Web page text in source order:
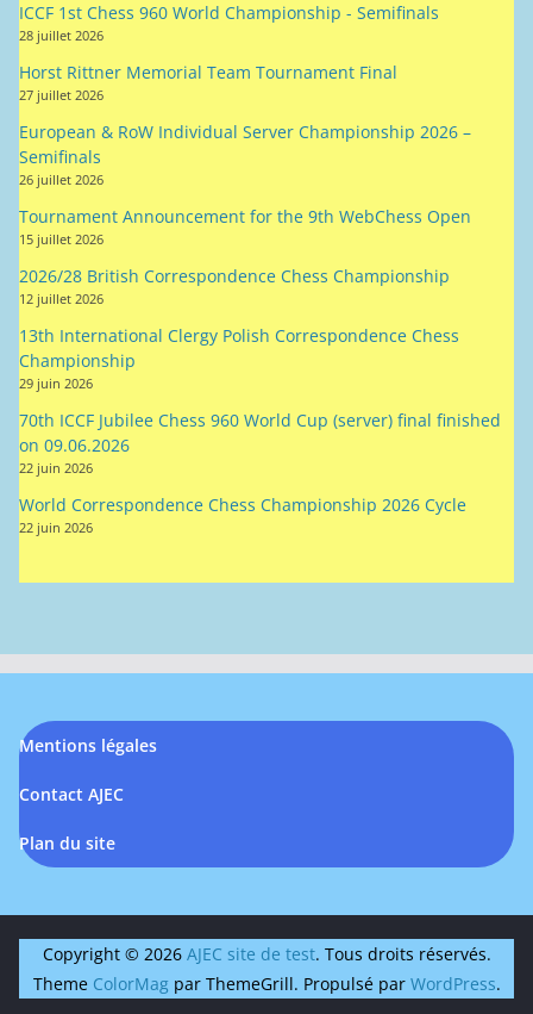
ICCF 1st Chess 960 World Championship - Semifinals
28 juillet 2026
Horst Rittner Memorial Team Tournament Final
27 juillet 2026
European & RoW Individual Server Championship 2026 –
Semifinals
26 juillet 2026
Tournament Announcement for the 9th WebChess Open
15 juillet 2026
2026/28 British Correspondence Chess Championship
12 juillet 2026
13th International Clergy Polish Correspondence Chess
Championship
29 juin 2026
70th ICCF Jubilee Chess 960 World Cup (server) final finished
on 09.06.2026
22 juin 2026
World Correspondence Chess Championship 2026 Cycle
22 juin 2026
Mentions légales
Contact AJEC
Plan du site
Copyright © 2026 AJEC site de test. Tous droits réservés.
Theme ColorMagpar ThemeGrill. Propulsé par WordPress.